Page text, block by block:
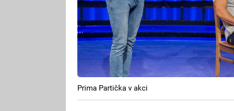
Prima Partička v akci